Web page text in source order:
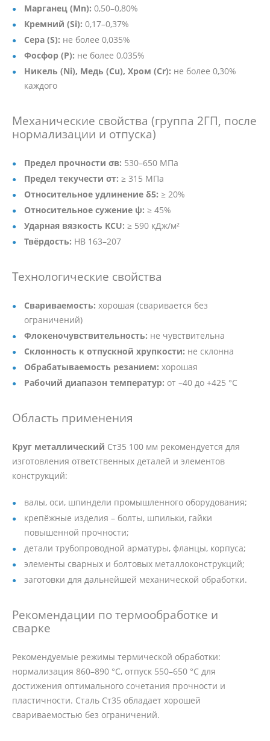
Марганец (Mn): 0,50–0,80%
Кремний (Si): 0,17–0,37%
Сера (S): не более 0,035%
Фосфор (P): не более 0,035%
Никель (Ni), Медь (Cu), Хром (Cr): не более 0,30%
каждого
Механические свойства (группа 2ГП, после
нормализации и отпуска)
Предел прочности σв: 530–650 МПа
Предел текучести σт: ≥ 315 МПа
Относительное удлинение δ5: ≥ 20%
Относительное сужение ψ: ≥ 45%
Ударная вязкость KCU: ≥ 590 кДж/м²
Твёрдость: HB 163–207
Технологические свойства
Свариваемость: хорошая (сваривается без
ограничений)
Флокеночувствительность: не чувствительна
Склонность к отпускной хрупкости: не склонна
Обрабатываемость резанием: хорошая
Рабочий диапазон температур: от –40 до +425 °C
Область применения
Круг металлический Ст35 100 мм рекомендуется для
изготовления ответственных деталей и элементов
конструкций:
валы, оси, шпиндели промышленного оборудования;
крепёжные изделия – болты, шпильки, гайки
повышенной прочности;
детали трубопроводной арматуры, фланцы, корпуса;
элементы сварных и болтовых металлоконструкций;
заготовки для дальнейшей механической обработки.
Рекомендации по термообработке и
сварке
Рекомендуемые режимы термической обработки:
нормализация 860–890 °C, отпуск 550–650 °C для
достижения оптимального сочетания прочности и
пластичности. Сталь Ст35 обладает хорошей
свариваемостью без ограничений.